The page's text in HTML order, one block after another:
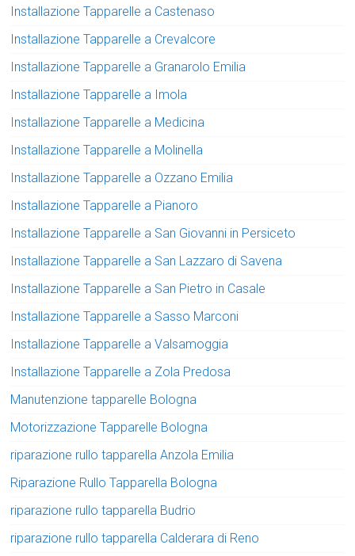
Installazione Tapparelle a Castenaso
Installazione Tapparelle a Crevalcore
Installazione Tapparelle a Granarolo Emilia
Installazione Tapparelle a Imola
Installazione Tapparelle a Medicina
Installazione Tapparelle a Molinella
Installazione Tapparelle a Ozzano Emilia
Installazione Tapparelle a Pianoro
Installazione Tapparelle a San Giovanni in Persiceto
Installazione Tapparelle a San Lazzaro di Savena
Installazione Tapparelle a San Pietro in Casale
Installazione Tapparelle a Sasso Marconi
Installazione Tapparelle a Valsamoggia
Installazione Tapparelle a Zola Predosa
Manutenzione tapparelle Bologna
Motorizzazione Tapparelle Bologna
riparazione rullo tapparella Anzola Emilia
Riparazione Rullo Tapparella Bologna
riparazione rullo tapparella Budrio
riparazione rullo tapparella Calderara di Reno